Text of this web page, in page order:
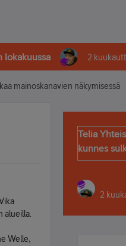
lokakuussa 2
mainoskanavien näkymisessä
alueilla.
Welle,
Telia
kunnes
2